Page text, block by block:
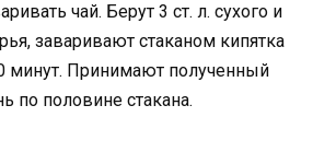
чай. Берут 3 ст. л. сухого и
заваривают стаканом кипятка
минут. Принимают полученный
по половине стакана.